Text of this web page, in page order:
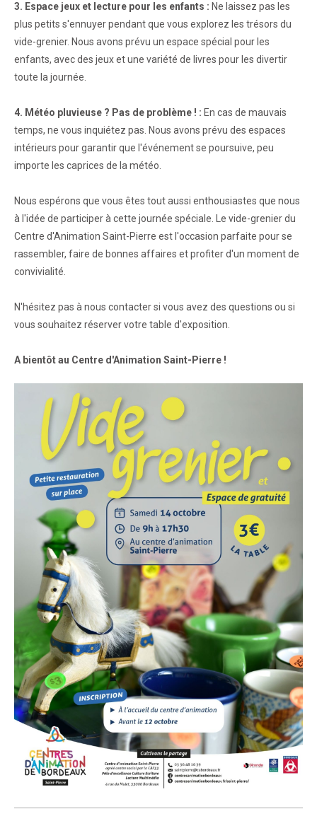
3. Espace jeux et lecture pour les enfants : Ne laissez pas les
plus petits s'ennuyer pendant que vous explorez les trésors du
vide-grenier. Nous avons prévu un espace spécial pour les
enfants, avec des jeux et une variété de livres pour les divertir
toute la journée.
4. Météo pluvieuse ? Pas de problème ! : En cas de mauvais
temps, ne vous inquiétez pas. Nous avons prévu des espaces
intérieurs pour garantir que l'événement se poursuive, peu
importe les caprices de la météo.
Nous espérons que vous êtes tout aussi enthousiastes que nous
à l'idée de participer à cette journée spéciale. Le vide-grenier du
Centre d'Animation Saint-Pierre est l'occasion parfaite pour se
rassembler, faire de bonnes affaires et profiter d'un moment de
convivialité.
N'hésitez pas à nous contacter si vous avez des questions ou si
vous souhaitez réserver votre table d'exposition.
A bientôt au Centre d'Animation Saint-Pierre !